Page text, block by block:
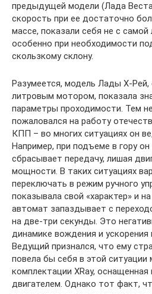
предыдущей модели (Лада
скорость при ее достаточно
массе, показали себя не с
особенно при необходимости
скользкому склону.
Разумеется, модель Лады Х-Рей,
литровым мотором, показала
параметры проходимости. Тем
пожаловался на работу
КПП – во многих ситуациях он
Например, при подъеме в гору
сбрасывает передачу, лишая
мощности. В таких ситуациях
переключать в режим ручного
показывала свой «характер» и
автомат запаздывает с
на две-три секунды. Это
динамике вождения и ускорения
Ведущий признался, что ему
повела бы себя в этой ситуации
комплектации XRay,
двигателем. Однако тот факт,